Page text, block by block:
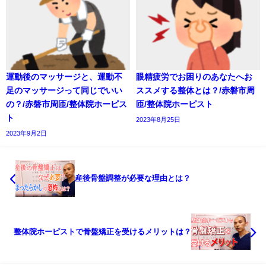
運動後のマッサージと、運動不
足のマッサージって同じでいい
の？/赤磐市周匝/整体院ホーピス
ト
2023年9月2日
眼精疲労でお困りのあなたへお
ススメする整体とは？/赤磐市周
匝/整体院ホーピスト
2023年8月25日
産後骨盤調整が必要な理由とは？
整体院ホーピストで骨盤矯正を受けるメリットは？